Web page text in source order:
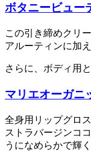
ボタニービュー
この引き締めクリ
アルーティンに加
さらに、ボディ用
マリエオーガニ
全身用リップグロ
ストラバージンコ
うになめらかで輝